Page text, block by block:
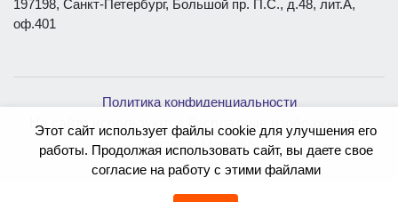
197198, Санкт-Петербург, Большой пр. П.С., д.48, лит.А,
оф.401
Политика конфиденциальности
На сайте используются бесплатные изображения с
ресурсаMagnific
Этот сайт использует файлы cookie для улучшения его
работы. Продолжая использовать сайт, вы даете свое
согласие на работу с этими файлами